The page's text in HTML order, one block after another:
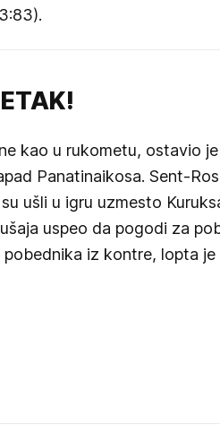
kao u rukometu, ostavio
Panatinaikosa. Sent-
ušli u igru uzmesto
uspeo da pogodi za
iz kontre, lopta je